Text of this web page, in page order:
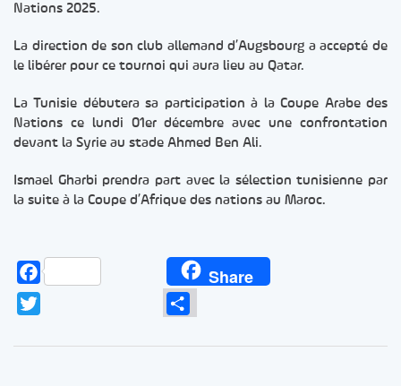
Nations 2025.
La direction de son club allemand d’Augsbourg a accepté de
le libérer pour ce tournoi qui aura lieu au Qatar.
La Tunisie débutera sa participation à la Coupe Arabe des
Nations ce lundi 01er décembre avec une confrontation
devant la Syrie au stade Ahmed Ben Ali.
Ismael Gharbi prendra part avec la sélection tunisienne par
la suite à la Coupe d’Afrique des nations au Maroc.
Facebook Share
Partager